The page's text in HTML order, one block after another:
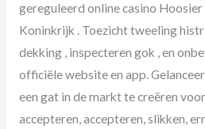
gereguleerd online casino
Koninkrijk . Toezicht tweeling
dekking , inspecteren gok , en
officiële website en app.
een ​​gat in de markt te creëren
accepteren, accepteren, slikken,